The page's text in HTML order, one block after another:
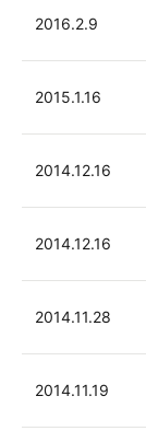
2016.2.9
2015.1.16
2014.12.16
2014.12.16
2014.11.28
2014.11.19